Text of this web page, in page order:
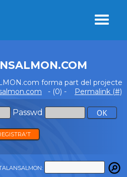
forma part del projecte
- (0) - Permalink (#)
Passwd